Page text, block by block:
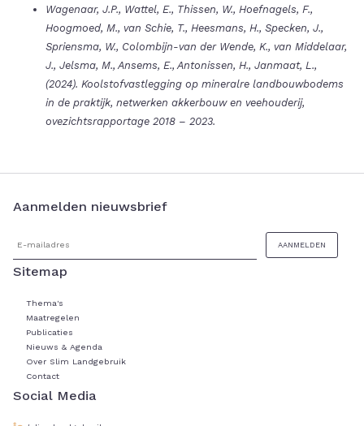
Wagenaar, J.P., Wattel, E., Thissen, W., Hoefnagels, F.,
Hoogmoed, M., van Schie, T., Heesmans, H., Specken, J.,
Spriensma, W., Colombijn-van der Wende, K., van Middelaar,
J., Jelsma, M., Ansems, E., Antonissen, H., Janmaat, L.,
(2024). Koolstofvastlegging op mineralre landbouwbodems
in de praktijk, netwerken akkerbouw en veehouderij,
ovezichtsrapportage 2018 – 2023.
Aanmelden nieuwsbrief
Sitemap
Thema's
Maatregelen
Publicaties
Nieuws & Agenda
Over Slim Landgebruik
Contact
Social Media